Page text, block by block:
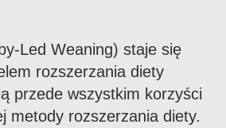
Led Weaning) staje się
rozszerzania diety
przede wszystkim korzyści
metody rozszerzania diety.
wyrażam zgodę na przesyłanie informacji
nowościach, promocjach, produktach i
usługach świadczonych przez
rozszerzaniediety.pl. Zgodę można w
chwili wycofać, a szczegóły związane z
przetwarzaniem Twoich danych
znajdziesz wpolityce prywatności *